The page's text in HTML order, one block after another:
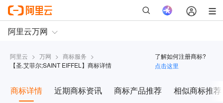
阿里云 > 万网 > 商标服务 >
【圣.艾菲尔;SAINT EIFFEL 】商标详情
了解如何注册商标?
点击这里
商标详情 近期商标资讯 商标产品推荐 相似商标推荐